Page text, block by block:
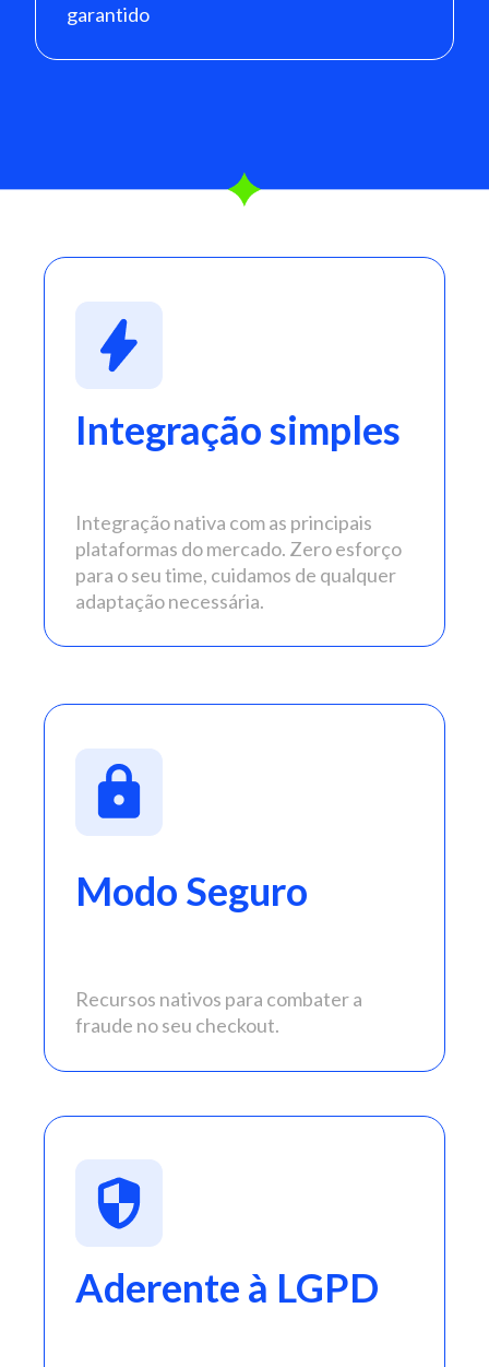
garantido
Integração simples
Integração nativa com as principais
plataformas do mercado. Zero esforço
para o seu time, cuidamos de qualquer
adaptação necessária.
Modo Seguro
Recursos nativos para combater a
fraude no seu checkout.
Aderente à LGPD